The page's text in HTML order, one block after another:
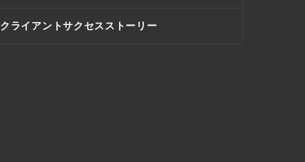
クライアントサクセスストーリー